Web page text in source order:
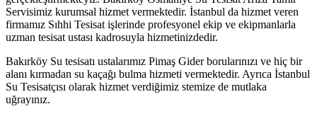
Servisimiz kurumsal hizmet vermektedir. İstanbul da hizmet veren
firmamız Sıhhi Tesisat işlerinde profesyonel ekip ve ekipmanlarla
uzman tesisat ustası kadrosuyla hizmetinizdedir.
Bakırköy Su tesisatı ustalarımız Pimaş Gider borularınızı ve hiç bir
alanı kırmadan su kaçağı bulma hizmeti vermektedir. Ayrıca İstanbul
Su Tesisatçısı olarak hizmet verdiğimiz stemize de mutlaka
uğrayınız.